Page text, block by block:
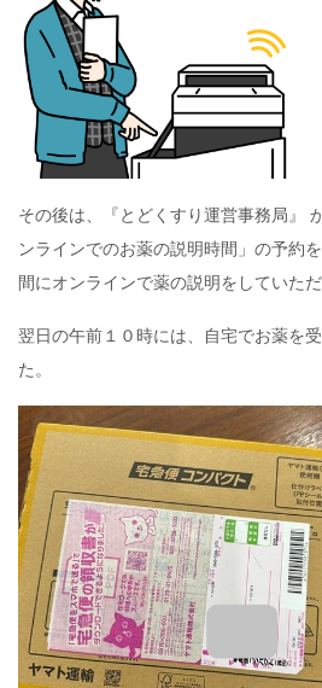
その後は、『とどくすり運営事務局』
ンラインでのお薬の説明時間」の予約
間にオンラインで薬の説明をしていただ
翌日の午前１０時には、自宅でお薬を
た。